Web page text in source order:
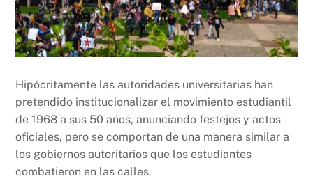
Hipócritamente las autoridades universitarias han
pretendido institucionalizar el movimiento estudiantil
de 1968 a sus 50 años, anunciando festejos y actos
oficiales, pero se comportan de una manera similar a
los gobiernos autoritarios que los estudiantes
combatieron en las calles.